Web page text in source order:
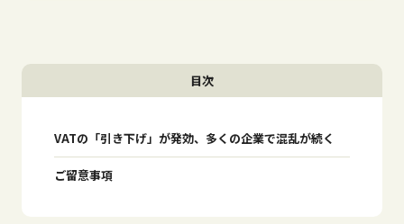
目次
VATの「引き下げ」が発効、多くの企業で混乱が続く
ご留意事項